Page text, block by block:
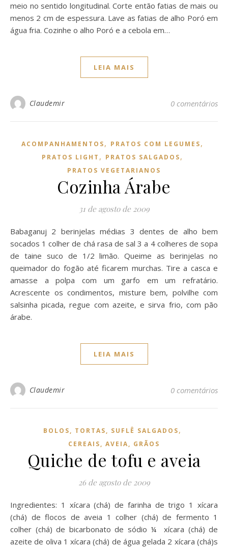
meio no sentido longitudinal. Corte então fatias de mais ou
menos 2 cm de espessura. Lave as fatias de alho Poró em
água fria. Cozinhe o alho Poró e a cebola em…
LEIA MAIS
Claudemir 0 comentários
ACOMPANHAMENTOS, PRATOS COM LEGUMES,
PRATOS LIGHT , PRATOS SALGADOS,
PRATOS VEGETARIANOS
Cozinha Árabe
31 de agosto de 2009
Babaganuj 2 berinjelas médias 3 dentes de alho bem
socados 1 colher de chá rasa de sal 3 a 4 colheres de sopa
de taine suco de 1/2 limão. Queime as berinjelas no
queimador do fogão até ficarem murchas. Tire a casca e
amasse a polpa com um garfo em um refratário.
Acrescente os condimentos, misture bem, polvilhe com
salsinha picada, regue com azeite, e sirva frio, com pão
árabe.
LEIA MAIS
Claudemir 0 comentários
BOLOS, TORTAS, SUFLÊ SALGADOS,
CEREAIS, AVEIA, GRÃOS
Quiche de tofu e aveia
26 de agosto de 2009
Ingredientes: 1 xícara (chá) de farinha de trigo 1 xícara
(chá) de flocos de aveia 1 colher (chá) de fermento 1
colher (chá) de bicarbonato de sódio ¼ xícara (chá) de
azeite de oliva 1 xícara (chá) de água gelada 2 xícara (chá)s